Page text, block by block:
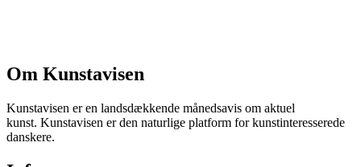
Om Kunstavisen
Kunstavisen er en landsdækkende månedsavis om aktuel
kunst. Kunstavisen er den naturlige platform for kunstinteresserede
danskere.